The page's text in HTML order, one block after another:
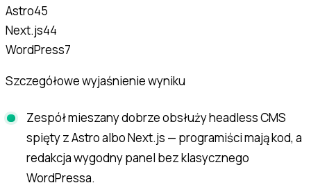
Astro45
Next.js44
WordPress7
Szczegółowe wyjaśnienie wyniku
Zespół mieszany dobrze obsłuży headless CMS
spięty z Astro albo Next.js — programiści mają kod, a
redakcja wygodny panel bez klasycznego
WordPressa.